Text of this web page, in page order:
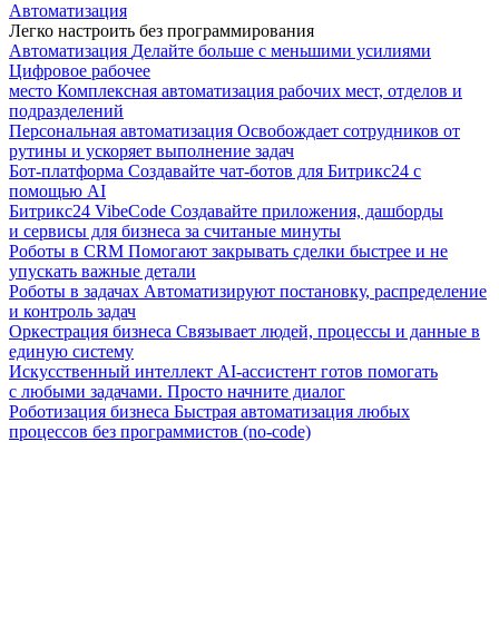
Автоматизация
Легко настроить без программирования
Автоматизация Делайте больше с меньшими усилиями
Цифровое рабочее
место Комплексная автоматизация рабочих мест, отделов и
подразделений
Персональная автоматизация Освобождает сотрудников от
рутины и ускоряет выполнение задач
Бот-платформа Создавайте чат-ботов для Битрикс24 с
помощью AI
Битрикс24 VibeCode Создавайте приложения, дашборды
и сервисы для бизнеса за считаные минуты
Роботы в CRM Помогают закрывать сделки быстрее и не
упускать важные детали
Роботы в задачах Автоматизируют постановку, распределение
и контроль задач
Оркестрация бизнеса Связывает людей, процессы и данные в
единую систему
Искусственный интеллект AI-ассистент готов помогать
с любыми задачами. Просто начните диалог
Роботизация бизнеса Быстрая автоматизация любых
процессов без программистов (no-code)